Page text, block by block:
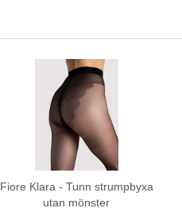
Fiore Klara - Tunn strumpbyxa
utan mönster